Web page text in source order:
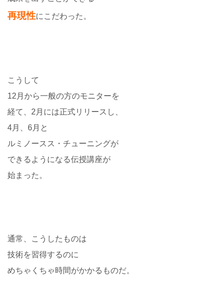
再現性にこだわった。
こうして
12月から一般の方のモニターを
経て、2月には正式リリースし、
4月、6月と
ルミノースス・チューニングが
できるようになる伝授講座が
始まった。
通常、こうしたものは
技術を習得するのに
めちゃくちゃ時間がかかるものだ。